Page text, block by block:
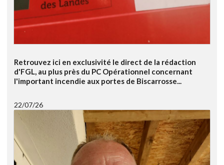
Retrouvez ici en exclusivité le direct de la rédaction
d'FGL, au plus près du PC Opérationnel concernant
l'important incendie aux portes de Biscarrosse...
22/07/26